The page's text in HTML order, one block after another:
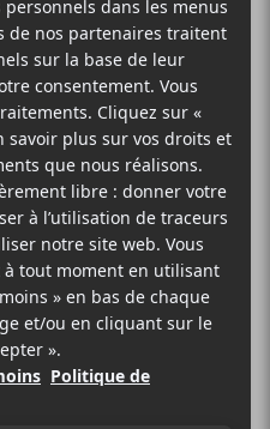
de
concert de
à la Place
2019
vous offrent la chance de
assister au concert de
de son vrai nom,
son père, chanteur de
Cela donne à ses
uniques et